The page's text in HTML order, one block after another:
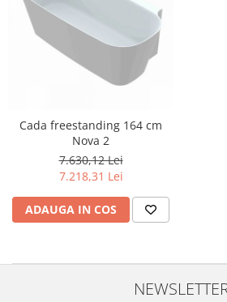
Cada freestanding 164 cm
Nova 2
7.630,12 Lei
7.218,31 Lei
ADAUGA IN COS